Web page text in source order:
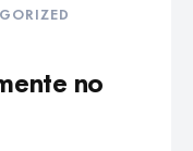
no